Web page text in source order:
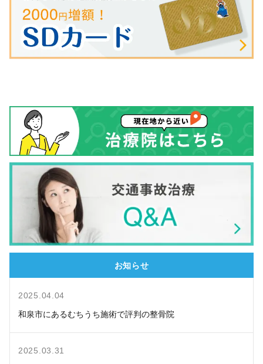
お知らせ
2025.04.04
和泉市にあるむちうち施術で評判の整骨院
2025.03.31